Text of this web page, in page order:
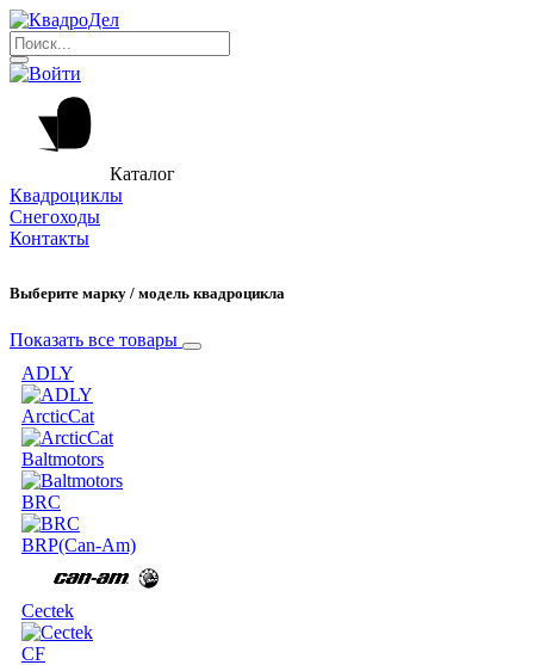
Каталог
Квадроциклы
Снегоходы
Контакты
Выберите марку / модель квадроцикла
Показать все товары
ADLY
ArcticCat
Baltmotors
BRC
BRP(Can-Am)
Cectek
CF